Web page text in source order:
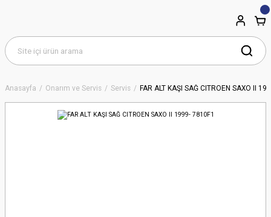
Anasayfa Onarım ve Servis Servis FAR ALT KAŞI SAĞ CITROEN SAXO II